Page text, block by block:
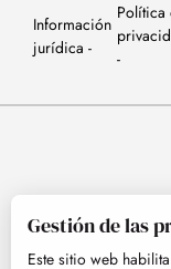
Información
jurídica
Política
Gestión de las
Este sitio web